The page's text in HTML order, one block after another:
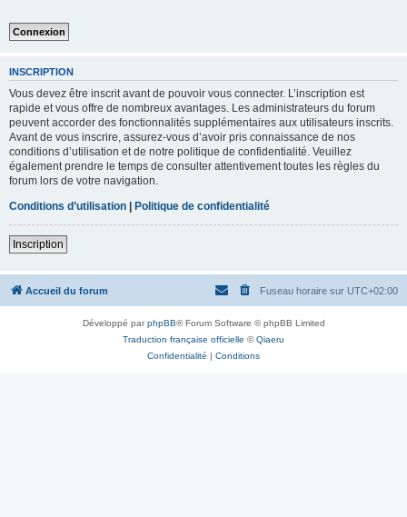
INSCRIPTION
Vous devez être inscrit avant de pouvoir vous connecter. L’inscription est
rapide et vous offre de nombreux avantages. Les administrateurs du forum
peuvent accorder des fonctionnalités supplémentaires aux utilisateurs inscrits.
Avant de vous inscrire, assurez-vous d’avoir pris connaissance de nos
conditions d’utilisation et de notre politique de confidentialité. Veuillez
également prendre le temps de consulter attentivement toutes les règles du
forum lors de votre navigation.
Conditions d’utilisation | Politique de confidentialité
Inscription
Accueil du forum Fuseau horaire sur UTC+02:00
Développé parphpBB® Forum Software © phpBB Limited
Traduction française officielle ©Qiaeru
Confidentialité | Conditions